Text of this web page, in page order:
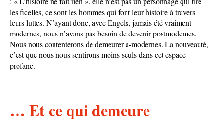
les ficelles, ce sont les hommes qui font leur histoire à travers
leurs luttes. N’ayant donc, avec Engels, jamais été vraiment
modernes, nous n’avons pas besoin de devenir postmodemes.
Nous nous contenterons de demeurer a-modernes. La nouveauté,
c’est que nous nous sentirons moins seuls dans cet espace
profane.
… Et ce qui demeure